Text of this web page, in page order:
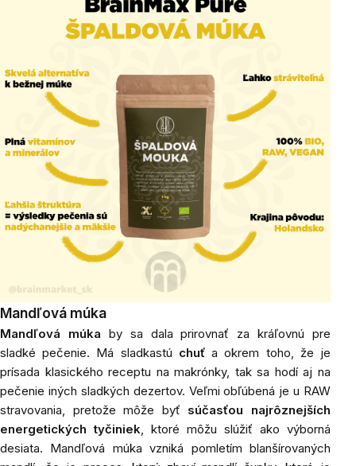
Mandľová múka
Mandľová múka by sa dala prirovnať za kráľovnú pre
sladké pečenie. Má sladkastú chuťa okrem toho, že je
prísada klasického receptu na makrónky, tak sa hodí aj na
pečenie iných sladkých dezertov. Veľmi obľúbená je u RAW
stravovania, pretože môže byť súčasťou najrôznejších
energetických tyčiniek, ktoré môžu slúžiť ako výborná
desiata. Mandľová múka vzniká pomletím blanšírovaných